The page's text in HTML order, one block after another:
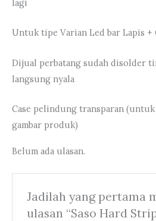
lagi
Untuk tipe Varian Led bar Lapis +
Dijual perbatang sudah disolder
langsung nyala
Case pelindung transparan
gambar produk)
Belum ada ulasan.
Jadilah yang pertama
ulasan “Saso Hard